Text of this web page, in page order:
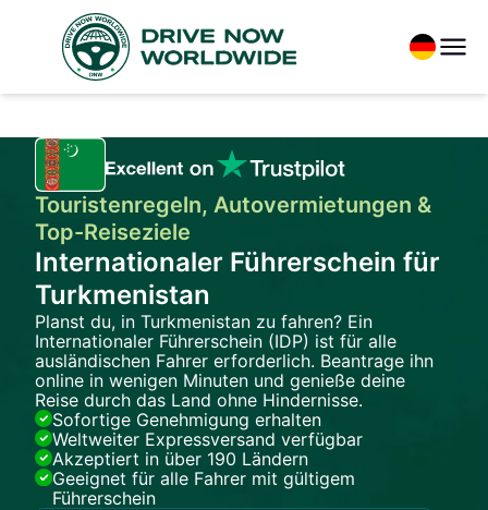
Touristenregeln, Autovermietungen &
Top-Reiseziele
Internationaler Führerschein für
Turkmenistan
Planst du, in Turkmenistan zu fahren? Ein
Internationaler Führerschein (IDP) ist für alle
ausländischen Fahrer erforderlich. Beantrage ihn
online in wenigen Minuten und genieße deine
Reise durch das Land ohne Hindernisse.
Sofortige Genehmigung erhalten
Weltweiter Expressversand verfügbar
Akzeptiert in über 190 Ländern
Geeignet für alle Fahrer mit gültigem
Führerschein